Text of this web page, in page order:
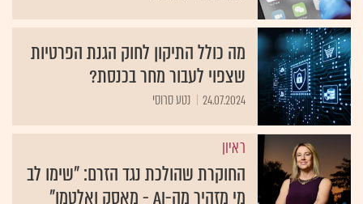
מה כולל התיקון לחוק הגנת הפרטיות
שצפוי לעבור מחר בכנסת?
24.07.2024 נטע סרוסי
ראיון
החוקרת שהולכת נגד הזרם: "שימו לב
מי מזהיר מה-AI - מאסק ואלטמן"